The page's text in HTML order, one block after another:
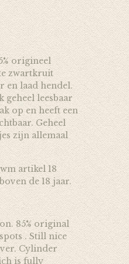
origineel
zwartkruit
en laad hendel.
leesbaar
op en heeft een
Geheel
zijn allemaal
artikel 18
de 18 jaar.
85% original
. Still nice
Cylinder
is fully